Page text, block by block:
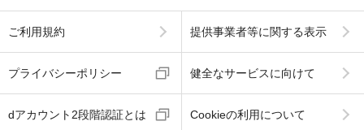
ご利用規約 提供事業者等に関する表示
プライバシーポリシー 健全なサービスに向けて
dアカウント2段階認証とは Cookieの利用について